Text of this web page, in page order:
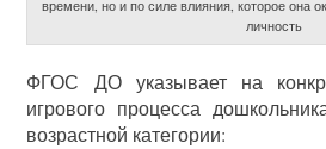
времени, но и по силе влияния, которое она
личность
ФГОС ДО указывает на
игрового процесса
возрастной категории: